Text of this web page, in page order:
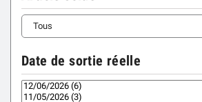
Date de sortie réelle